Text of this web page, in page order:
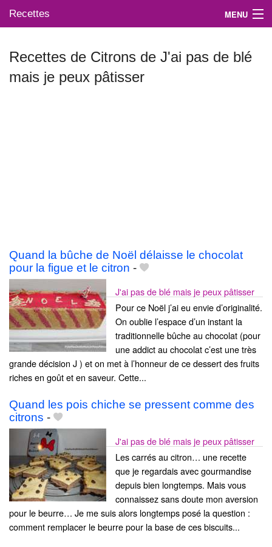
Recettes MENU
Mes blogs préférés
Recettes de Citrons de J'ai pas de blé
mais je peux pâtisser
Quand la bûche de Noël délaisse le chocolat
pour la figue et le citron -
J'ai pas de blé mais je peux pâtisser
Pour ce Noël j’ai eu envie d’originalité.
On oublie l’espace d’un instant la
traditionnelle bûche au chocolat (pour
une addict au chocolat c’est une très
grande décision J ) et on met à l’honneur de ce dessert des fruits
riches en goût et en saveur. Cette...
Quand les pois chiche se pressent comme des
citrons -
J'ai pas de blé mais je peux pâtisser
Les carrés au citron… une recette
que je regardais avec gourmandise
depuis bien longtemps. Mais vous
connaissez sans doute mon aversion
pour le beurre… Je me suis alors longtemps posé la question :
comment remplacer le beurre pour la base de ces biscuits...